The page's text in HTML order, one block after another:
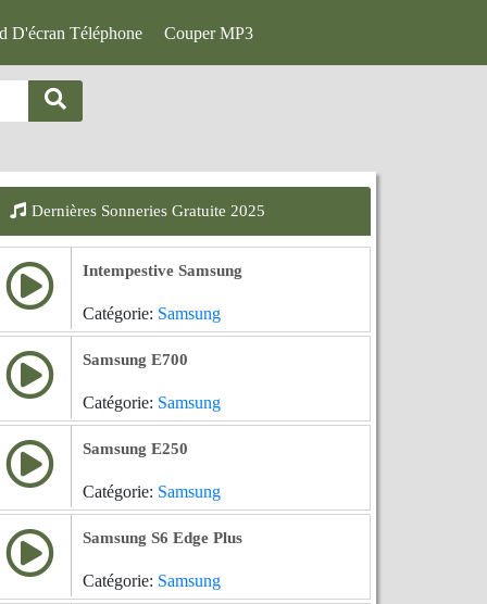
D'écran Téléphone Couper MP3
Dernières Sonneries Gratuite 2025
Intempestive Samsung
Catégorie: Samsung
Samsung E700
Catégorie: Samsung
Samsung E250
Catégorie: Samsung
Samsung S6 Edge Plus
Catégorie: Samsung